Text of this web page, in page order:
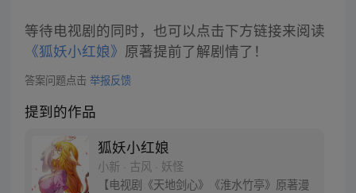
等待电视剧的同时，也可以点击下方链接来阅读
《狐妖小红娘》 原著提前了解剧情了！
答案问题点击 举报反馈
提到的作品
狐妖小红娘
小新 · 古风 · 妖怪
【电视剧《天地剑心》《淮水竹亭》原著漫